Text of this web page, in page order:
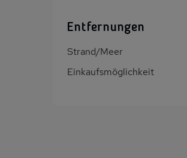
Entfernungen
Strand/Meer
Einkaufsmöglichkeit